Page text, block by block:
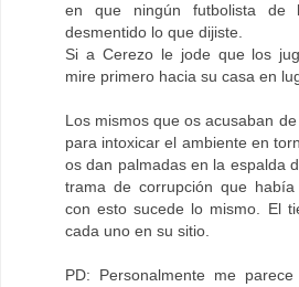
en que ningún futbolista de
desmentido lo que dijiste.
Si a Cerezo le jode que los
mire primero hacia su casa en
Los mismos que os acusaban
para intoxicar el ambiente en
os dan palmadas en la espalda
trama de corrupción que
con esto sucede lo mismo. El
cada uno en su sitio.
PD: Personalmente me